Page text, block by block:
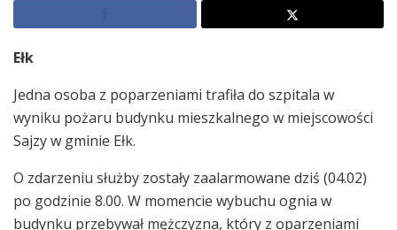
Ełk
Jedna osoba z poparzeniami trafiła do szpitala w
wyniku pożaru budynku mieszkalnego w miejscowości
Sajzy w gminie Ełk.
O zdarzeniu służby zostały zaalarmowane dziś (04.02)
po godzinie 8.00. W momencie wybuchu ognia w
budynku przebywał mężczyzna, który z oparzeniami